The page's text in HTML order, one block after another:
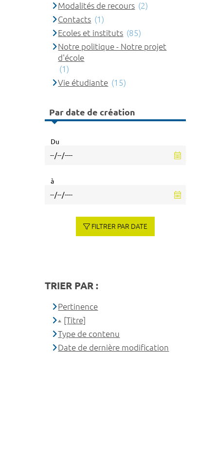
Modalités de recours (2)
Contacts (1)
Ecoles et instituts (85)
Notre politique - Notre projet
d'école
(1)
Vie étudiante (15)
Par date de création
Du
à
FILTRER PAR DATE
TRIER PAR :
Pertinence
[Titre]
Type de contenu
Date de dernière modification